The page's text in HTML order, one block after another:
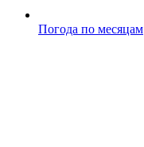
Погода по месяцам